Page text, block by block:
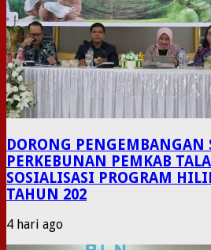
DORONG PENGEMBANGAN
PERKEBUNAN PEMKAB
SOSIALISASI PROGRAM
TAHUN 202
4 hari ago